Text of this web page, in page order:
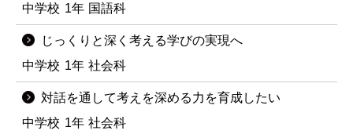
中学校 1年 国語科
じっくりと深く考える学びの実現へ
中学校 1年 社会科
対話を通して考えを深める力を育成したい
中学校 1年 社会科